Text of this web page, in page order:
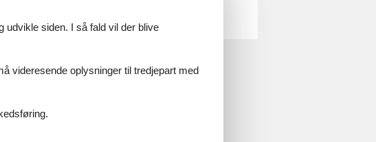
Dogepaladset. Stå af ved
Lad jer drage af
Venedig
siden. I så fald vil der blive
videresende oplysninger til tredjepart med